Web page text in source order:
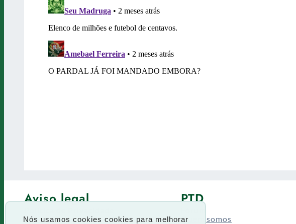
Nós usamos cookies cookies para melhorar
Aviso legal
Termos de uso
PTD
Quem somos